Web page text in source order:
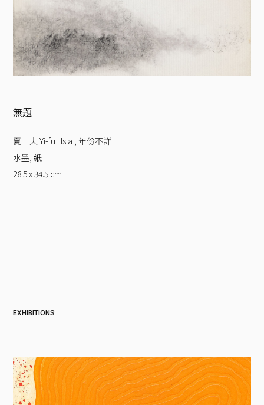
無題
夏一夫 Yi-fu Hsia , 年份不詳
水墨, 紙
28.5 x 34.5 cm
EXHIBITIONS